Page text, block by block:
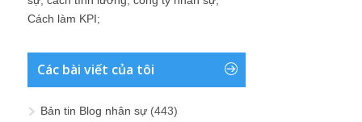
Cách làm KPI;
Các bài viết của tôi
Bản tin Blog nhân sự (443)